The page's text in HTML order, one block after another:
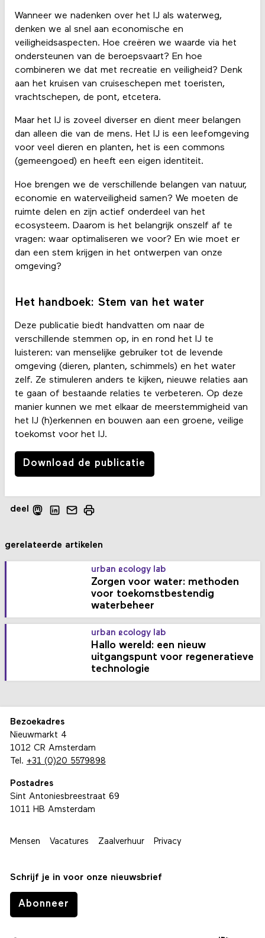
Wanneer we nadenken over het IJ als waterweg,
denken we al snel aan economische en
veiligheidsaspecten. Hoe creëren we waarde via het
ondersteunen van de beroepsvaart? En hoe
combineren we dat met recreatie en veiligheid? Denk
aan het kruisen van cruiseschepen met toeristen,
vrachtschepen, de pont, etcetera.
Maar het IJ is zoveel diverser en dient meer belangen
dan alleen die van de mens. Het IJ is een leefomgeving
voor veel dieren en planten, het is een commons
(gemeengoed) en heeft een eigen identiteit.
Hoe brengen we de verschillende belangen van natuur,
economie en waterveiligheid samen? We moeten de
ruimte delen en zijn actief onderdeel van het
ecosysteem. Daarom is het belangrijk onszelf af te
vragen: waar optimaliseren we voor? En wie moet er
dan een stem krijgen in het ontwerpen van onze
omgeving?
Het handboek: Stem van het water
Deze publicatie biedt handvatten om naar de
verschillende stemmen op, in en rond het IJ te
luisteren: van menselijke gebruiker tot de levende
omgeving (dieren, planten, schimmels) en het water
zelf. Ze stimuleren anders te kijken, nieuwe relaties aan
te gaan of bestaande relaties te verbeteren. Op deze
manier kunnen we met elkaar de meerstemmigheid van
het IJ (h)erkennen en bouwen aan een groene, veilige
toekomst voor het IJ.
Download de publicatie
deel
gerelateerde artikelen
urban ecology lab
Zorgen voor water: methoden
voor toekomstbestendig
waterbeheer
urban ecology lab
Hallo wereld: een nieuw
uitgangspunt voor regeneratieve
technologie
Bezoekadres
Nieuwmarkt 4
1012 CR Amsterdam
Tel. +31 (0)20 5579898
Postadres
Sint Antoniesbreestraat 69
1011 HB Amsterdam
Mensen Vacatures Zaalverhuur Privacy
Schrijf je in voor onze nieuwsbrief
Abonneer